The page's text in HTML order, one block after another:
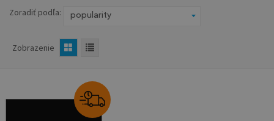
Zoradiť podľa:
Zobrazenie